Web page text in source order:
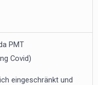
PMT
Covid)
eingeschränkt und